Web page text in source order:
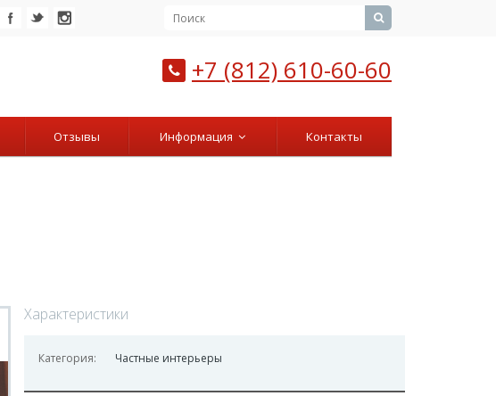
+7 (812) 610-60-60
Отзывы Информация Контакты
Характеристики
Категория: Частные интерьеры